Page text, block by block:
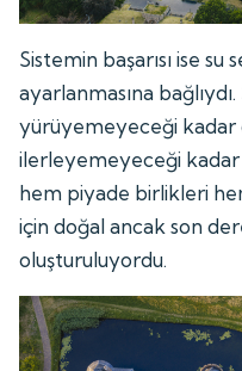
Sistemin başarısı ise su
ayarlanmasına
yürüyemeyeceği
ilerleyemeyeceği kadar
hem piyade birlikleri
için doğal ancak son
oluşturuluyordu.